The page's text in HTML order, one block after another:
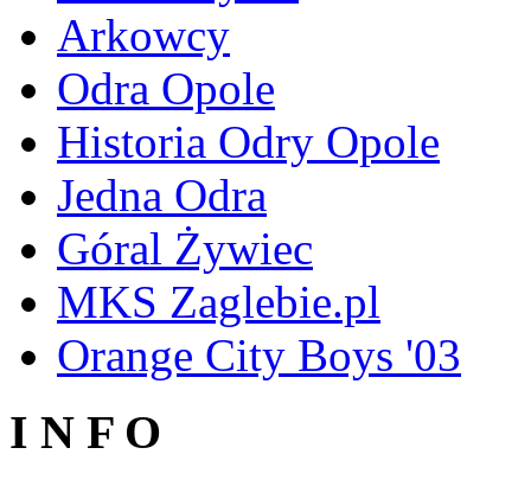
Arkowcy
Odra Opole
Historia Odry Opole
Jedna Odra
Góral Żywiec
MKS Zaglebie.pl
Orange City Boys '03
I N F O